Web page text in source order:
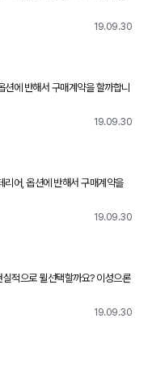
19.09.30
에 반해서 구매계약을 할까합니
19.09.30
어, 옵션에 반해서 구매계약을
19.09.30
적으로 뮐선택할까요? 이성으론
19.09.30